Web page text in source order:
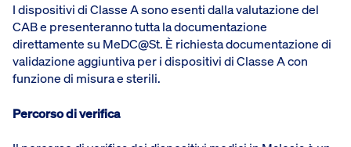
I dispositivi di Classe A sono esenti dalla valutazione del
CAB e presenteranno tutta la documentazione
direttamente su MeDC@St. È richiesta documentazione di
validazione aggiuntiva per i dispositivi di Classe A con
funzione di misura e sterili.
Percorso di verifica